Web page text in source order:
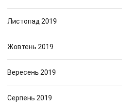
Листопад 2019
Жовтень 2019
Вересень 2019
Серпень 2019